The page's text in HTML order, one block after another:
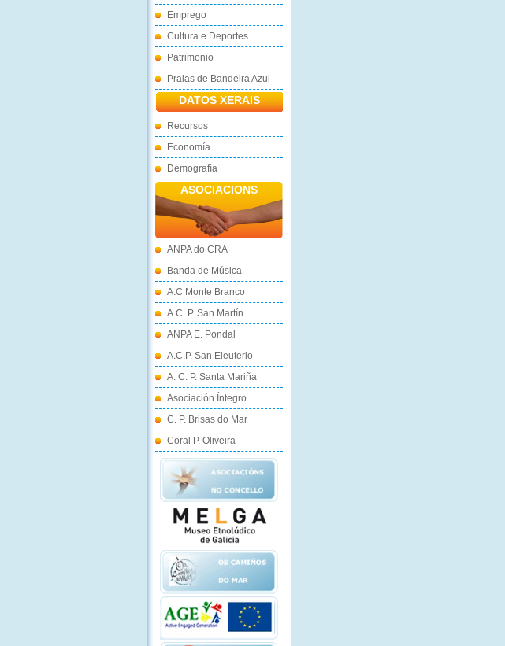
Emprego
Cultura e Deportes
Patrimonio
Praias de Bandeira Azul
DATOS XERAIS
Recursos
Economía
Demografía
ASOCIACIONS
ANPA do CRA
Banda de Música
A.C Monte Branco
A.C. P. San Martín
ANPA E. Pondal
A.C.P. San Eleuterio
A. C. P. Santa Mariña
Asociación Íntegro
C. P. Brisas do Mar
Coral P. Oliveira